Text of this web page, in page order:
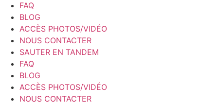
FAQ
BLOG
ACCÈS PHOTOS/VIDÉO
NOUS CONTACTER
SAUTER EN TANDEM
FAQ
BLOG
ACCÈS PHOTOS/VIDÉO
NOUS CONTACTER